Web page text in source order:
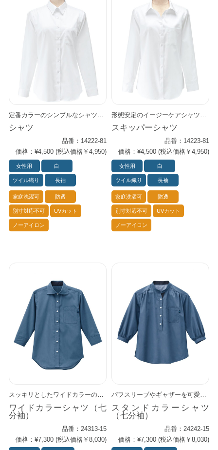
シャツ
品番：14222-81
価格：¥4,500 (税込価格￥4,950)
女性用 白
ツイル織り 長袖
家庭洗濯可 防透
別寸対応不可 UVカット
ノーアイロン
スキッパーシャツ
品番：14223-81
価格：¥4,500 (税込価格￥4,950)
女性用 白
ツイル織り 長袖
家庭洗濯可 防透
別寸対応不可 UVカット
ノーアイロン
スッキリとしたワイドカラーの男女兼用デニム調七分袖シャツです。 カジュアルにスタイリッシュに コーデが広がるシンプルさが魅力。 襟元の配色や白ボタン、ピスネームなどにポイントあり。 軽量で色落ちしにくく、 アイロンなしでもシワのでない素材で、 スマートな印象を楽々キープできます。 同素材アイテムも充実。 テーパードパンツ、前掛け、胸当てエプロンで カジュアルになりすぎないキレイめのコーデが可能です。
ワイドカラーシャツ（七
分袖）
品番：24313-15
価格：¥7,300 (税込価格￥8,030)
パフスリーブやギャザーを可愛く取り入れた 低めスタンドカラーの 女性用プルオーバーデニム調シャツです。 襟元の配色や白ボタン、ピスネームなどにポイントあり。 軽量で色落ちしにくく、 アイロンなしでもシワのでない素材で、 スマートな印象を楽々キープできます。 同素材アイテムも充実。 テーパードパンツ、胸当てエプロン、前掛けで カジュアルになりすぎないキレイめのコーデが可能です。
スタンドカラーシャツ
（七分袖）
品番：24242-15
価格：¥7,300 (税込価格￥8,030)